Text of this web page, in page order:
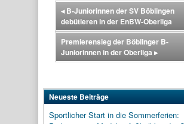
◂B-Juniorinnen der SV Böblingen
debütieren in der EnBW-Oberliga
Premierensieg der Böblinger B-
Juniorinnen in der Oberliga ▸
Neueste Beiträge
Sportlicher Start in die Sommerferien: